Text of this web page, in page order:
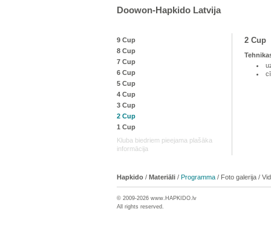
Doowon-Hapkido Latvija
9 Cup
8 Cup
7 Cup
6 Cup
5 Cup
4 Cup
3 Cup
2 Cup
1 Cup
2 Cup
Kluba biedriem pieejama plašāka
informācija
Hapkido / Materiāli / Programma / Foto galerija /
© 2009-2026 www. HAPKIDO.lv
All rights reserved.